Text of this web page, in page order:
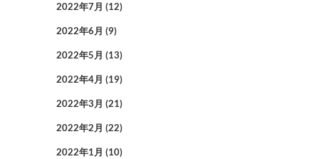
2022年7月 (12)
2022年6月 (9)
2022年5月 (13)
2022年4月 (19)
2022年3月 (21)
2022年2月 (22)
2022年1月 (10)